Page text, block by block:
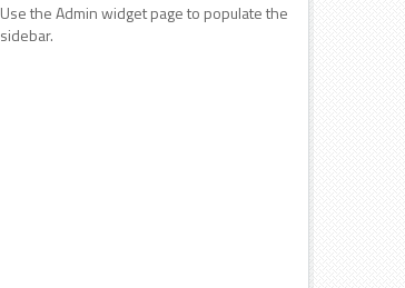
Use the Admin widget page to populate the
sidebar.